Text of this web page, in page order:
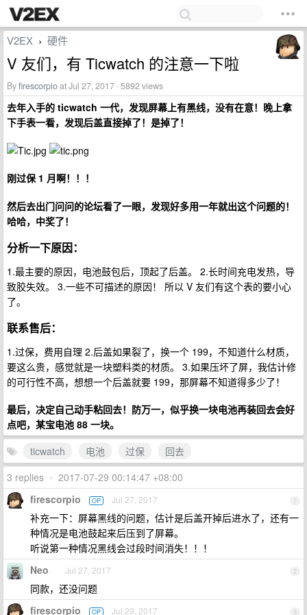
V2EX › 硬件
V 友们，有 Ticwatch 的注意一下啦
Byfirescorpioat Jul 27, 2017 · 5892 views
去年入手的 ticwatch 一代，发现屏幕上有黑线，没有在意！晚上拿
下手表一看，发现后盖直接掉了！是掉了！
刚过保 1 月啊！！！
然后去出门问问的论坛看了一眼，发现好多用一年就出这个问题的！
哈哈，中奖了！
分析一下原因：
1.最主要的原因，电池鼓包后，顶起了后盖。 2.长时间充电发热，导
致胶失效。 3.一些不可描述的原因！ 所以 V 友们有这个表的要小心
了。
联系售后：
1.过保，费用自理 2.后盖如果裂了，换一个 199，不知道什么材质，
要这么贵，感觉就是一块塑料类的材质。 3.如果压坏了屏，我估计修
的可行性不高，想想一个后盖就要 199，那屏幕不知道得多少了！
最后，决定自己动手粘回去！防万一，似乎换一块电池再装回去会好
点吧，某宝电池 88 一块。
ticwatch
电池 过保
回去
3 replies • 2017-07-29 00:14:47 +08:00
1
firescorpio OP Jul 27, 2017
补充一下：屏幕黑线的问题，估计是后盖开掉后进水了，还有一
种情况是电池鼓起来后压到了屏幕。
听说第一种情况黑线会过段时间消失！！！
2
Neo Jul 27, 2017
同款，还没问题
3
firescorpio OP Jul 29, 2017